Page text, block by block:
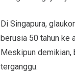
Di Singapura,
berusia 50 tahun ke
Meskipun demikian,
terganggu.